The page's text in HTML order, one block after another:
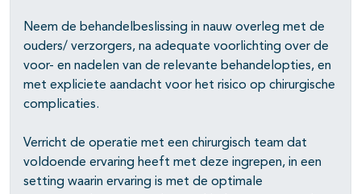
Neem de behandelbeslissing in nauw overleg met de
ouders/ verzorgers, na adequate voorlichting over de
voor- en nadelen van de relevante behandelopties, en
met expliciete aandacht voor het risico op chirurgische
complicaties.
Verricht de operatie met een chirurgisch team dat
voldoende ervaring heeft met deze ingrepen, in een
setting waarin ervaring is met de optimale